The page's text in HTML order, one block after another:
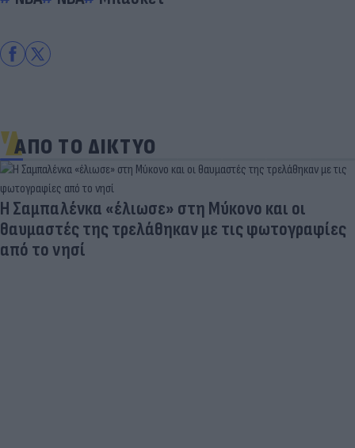
ΑΠΟ ΤΟ ΔΙΚΤΥΟ
Η Σαμπαλένκα «έλιωσε» στη Μύκονο και οι
θαυμαστές της τρελάθηκαν με τις φωτογραφίες
από το νησί